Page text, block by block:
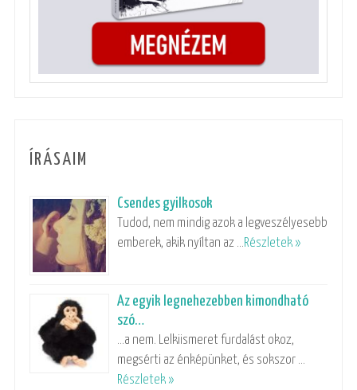
ÍRÁSAIM
Csendes gyilkosok
Tudod, nem mindig azok a legveszélyesebb
emberek, akik nyíltan az …Részletek »
Az egyik legnehezebben kimondható
szó…
…a nem. Lelkiismeret furdalást okoz,
megsérti az énképünket, és sokszor …
Részletek »